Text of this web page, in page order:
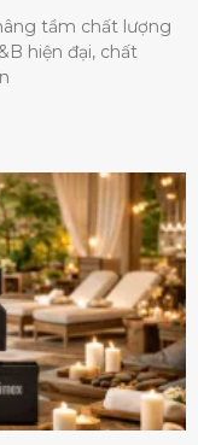
tầm chất lượng
hiện đại, chất